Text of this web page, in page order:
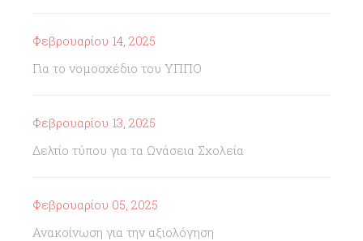
Φεβρουαρίου 14, 2025
Για το νομοσχέδιο του ΥΠΠΟ
Φεβρουαρίου 13, 2025
Δελτίο τύπου για τα Ωνάσεια Σχολεία
Φεβρουαρίου 05, 2025
Ανακοίνωση για την αξιολόγηση